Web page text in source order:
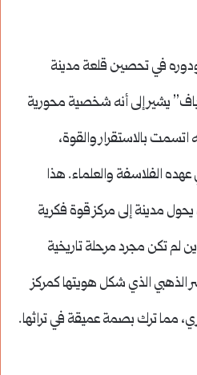
ودوره في تحصين قلعة مدينة
يشير إلى أنه شخصية محورية
بالاستقرار والقوة،
الفلاسفة والعلماء. هذا
مدينة إلى مركز قوة فكرية
لم تكن مجرد مرحلة تاريخية
الذهبي الذي شكل هويتها كمركز
مما ترك بصمة عميقة في تراثها.